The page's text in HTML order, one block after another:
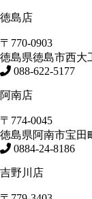
徳島店
〒770-0903
徳島県徳島市西大
088-622-5177
阿南店
〒774-0045
徳島県阿南市宝田
0884-24-8186
吉野川店